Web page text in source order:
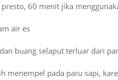
60 menit jika
air es
buang selaput terluar dari
menempel pada paru sapi,